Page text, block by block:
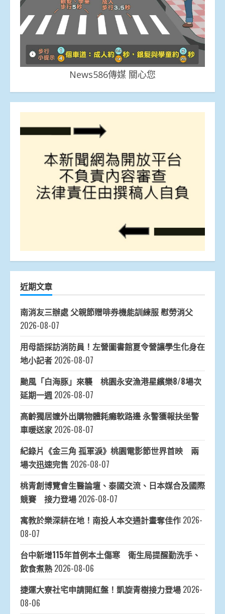
News586傳媒 關心您
近期文章
南消友三辦處 父親節贈啡券機能訓練服 慰勞消父
2026-08-07
用母語採訪消防員！左營圖書館夏令營讓學生化身在
地小記者 2026-08-07
颱風「白海豚」來襲 桃園永安漁港星繽樂8/8場次
延期一週 2026-08-07
高齡獨居嬤外出購物體耗癱軟路邊 永警獲報扶坐警
車暖送家 2026-08-07
紀錄片《金三角 孤軍淚》桃園電影節世界首映 兩
場次迅速完售 2026-08-07
桃青創博覽會生醫論壇、泰國交流、日本媒合及國際
競賽 接力登場 2026-08-07
寓教於樂深耕在地！南投人本交通計畫奪佳作 2026-
08-07
台中新增115年首例本土傷寒 衛生局提醒勤洗手、
飲食煮熟 2026-08-06
捷運大寮社宅申請開紅盤！凱旋青樹接力登場 2026-
08-06